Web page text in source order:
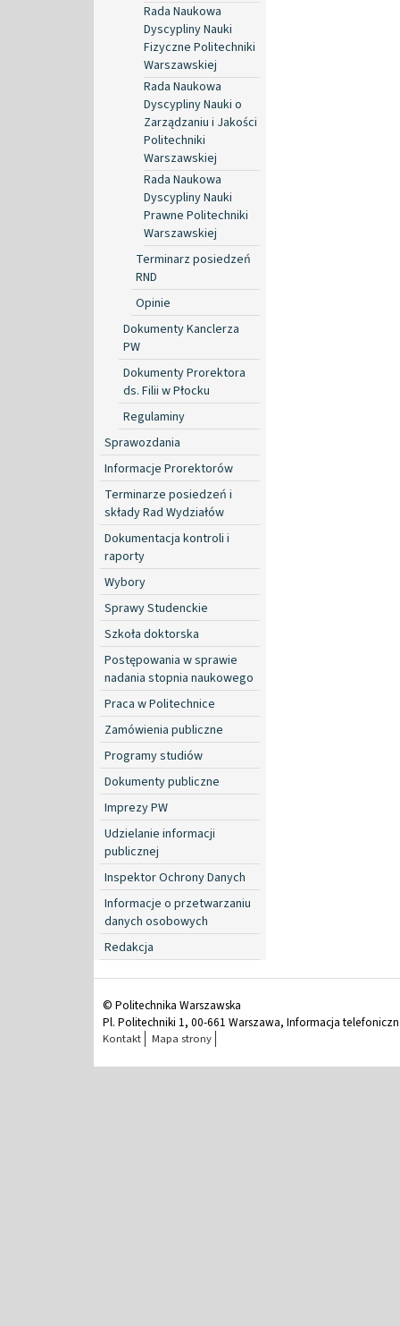
Rada Naukowa
Dyscypliny Nauki
Fizyczne Politechniki
Warszawskiej
Rada Naukowa
Dyscypliny Nauki o
Zarządzaniu i Jakości
Politechniki
Warszawskiej
Rada Naukowa
Dyscypliny Nauki
Prawne Politechniki
Warszawskiej
Terminarz posiedzeń
RND
Opinie
Dokumenty Kanclerza
PW
Dokumenty Prorektora
ds. Filii w Płocku
Regulaminy
Sprawozdania
Informacje Prorektorów
Terminarze posiedzeń i
składy Rad Wydziałów
Dokumentacja kontroli i
raporty
Wybory
Sprawy Studenckie
Szkoła doktorska
Postępowania w sprawie
nadania stopnia naukowego
Praca w Politechnice
Zamówienia publiczne
Programy studiów
Dokumenty publiczne
Imprezy PW
Udzielanie informacji
publicznej
Inspektor Ochrony Danych
Informacje o przetwarzaniu
danych osobowych
Redakcja
© Politechnika Warszawska
Pl. Politechniki 1, 00-661 Warszawa, Informacja
Kontakt Mapa strony